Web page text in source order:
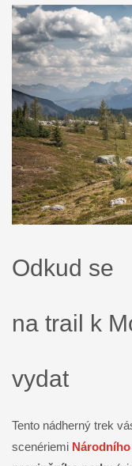
Odkud se
na trail k
vydat
Tento nádherný trek
scenériemi